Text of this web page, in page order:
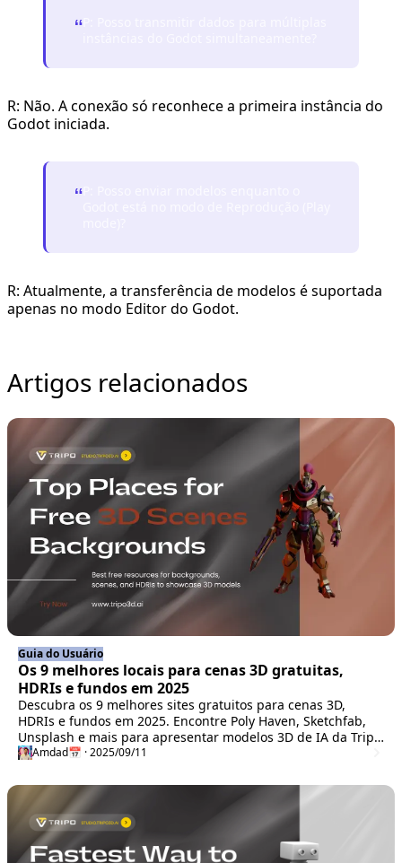
“
R: Não. A conexão só reconhece a primeira instância do
Godot iniciada.
“
R: Atualmente, a transferência de modelos é suportada
apenas no modo Editor do Godot.
Artigos relacionados
Guia do Usuário
Os 9 melhores locais para cenas 3D gratuitas,
HDRIs e fundos em 2025
Descubra os 9 melhores sites gratuitos para cenas 3D,
HDRIs e fundos em 2025. Encontre Poly Haven, Sketchfab,
Unsplash e mais para apresentar modelos 3D de IA da Tripo
AI com iluminação profissional, ambientes e fundos.
Amdad📅 · 2025/09/11